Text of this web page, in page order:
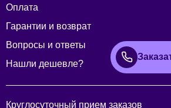
Оплата
Гарантии и возврат
Вопросы и ответы
Нашли дешевле?
Круглосуточный прием заказов